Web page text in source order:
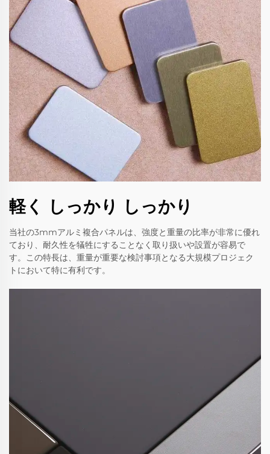
軽く しっかり しっかり
当社の3mmアルミ複合パネルは、強度と重量の比率が非常に優れ
ており、耐久性を犠牲にすることなく取り扱いや設置が容易で
す。この特長は、重量が重要な検討事項となる大規模プロジェク
トにおいて特に有利です。